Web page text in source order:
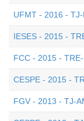
UFMT - 2016 -
IESES - 2015 -
FCC - 2015 -
CESPE - 2015 -
FGV - 2013 - TJ-